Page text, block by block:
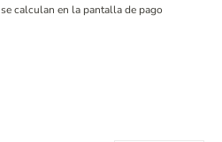
se calculan en la pantalla de pago